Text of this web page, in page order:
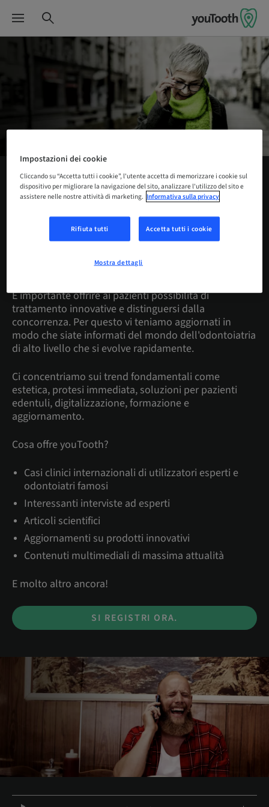
Cos'è youTooth
The place to be in dentistry
sorprendente e in costante aumento.
È importante offrire ai pazienti possibilità di
trattamento innovative e distinguersi dalla
concorrenza. Per questo vi teniamo aggiornati in
modo che siate informati del mondo dell'odontoiatria
di alto livello che si evolve rapidamente.
Ci concentriamo sui trend fondamentali come
estetica, protesi immediata, soluzioni per pazienti
edentuli, digitalizzazione, formazione e
aggiornamento.
Cosa offre youTooth?
Casi clinici internazionali di utilizzatori esperti e
odontoiatri famosi
Interessanti interviste ad esperti
Articoli scientifici
Aggiornamenti su prodotti innovativi
Contenuti multimediali di massima attualità
E molto altro ancora!
SI REGISTRI ORA.
Impostazioni dei cookie
Cliccando su “Accetta tutti i cookie”, l'utente accetta di memorizzare i cookie sul
dispositivo per migliorare la navigazione del sito, analizzare l'utilizzo del sito e
assistere nelle nostre attività di marketing. Informativa sulla privacy
Rifiuta tutti Accetta tutti i cookie
Mostra dettagli